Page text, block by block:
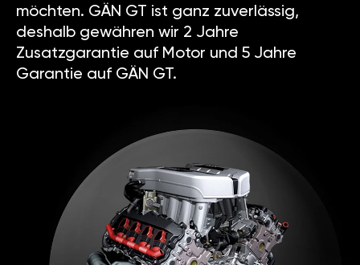
möchten. GÄN GT ist ganz zuverlässig,
deshalb gewähren wir 2 Jahre
Zusatzgarantie auf Motor und 5 Jahre
Garantie auf GÄN GT.